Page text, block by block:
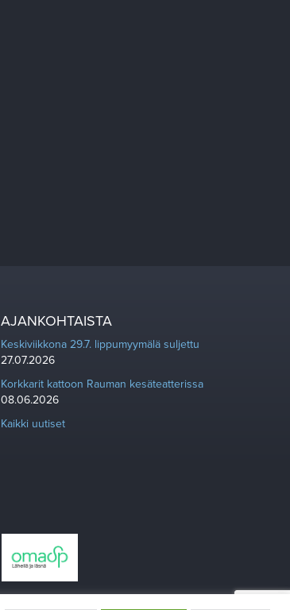
AJANKOHTAISTA
Keskiviikkona 29.7. lippumyymälä suljettu
27.07.2026
Korkkarit kattoon Rauman kesäteatterissa
08.06.2026
Kaikki uutiset